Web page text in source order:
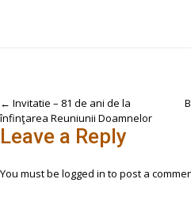
Post
navigation
← Invitatie – 81 de ani de la
înfinţarea Reuniunii Doamnelor
Leave a Reply
You must be logged in to post a